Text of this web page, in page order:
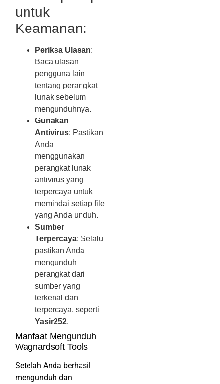
untuk
Keamanan:
Periksa Ulasan:
Baca ulasan
pengguna lain
tentang perangkat
lunak sebelum
mengunduhnya.
Gunakan
Antivirus: Pastikan
Anda
menggunakan
perangkat lunak
antivirus yang
terpercaya untuk
memindai setiap file
yang Anda unduh.
Sumber
Terpercaya: Selalu
pastikan Anda
mengunduh
perangkat dari
sumber yang
terkenal dan
terpercaya, seperti
Yasir252.
Manfaat Mengunduh
Wagnardsoft Tools
Setelah Anda berhasil
mengunduh dan